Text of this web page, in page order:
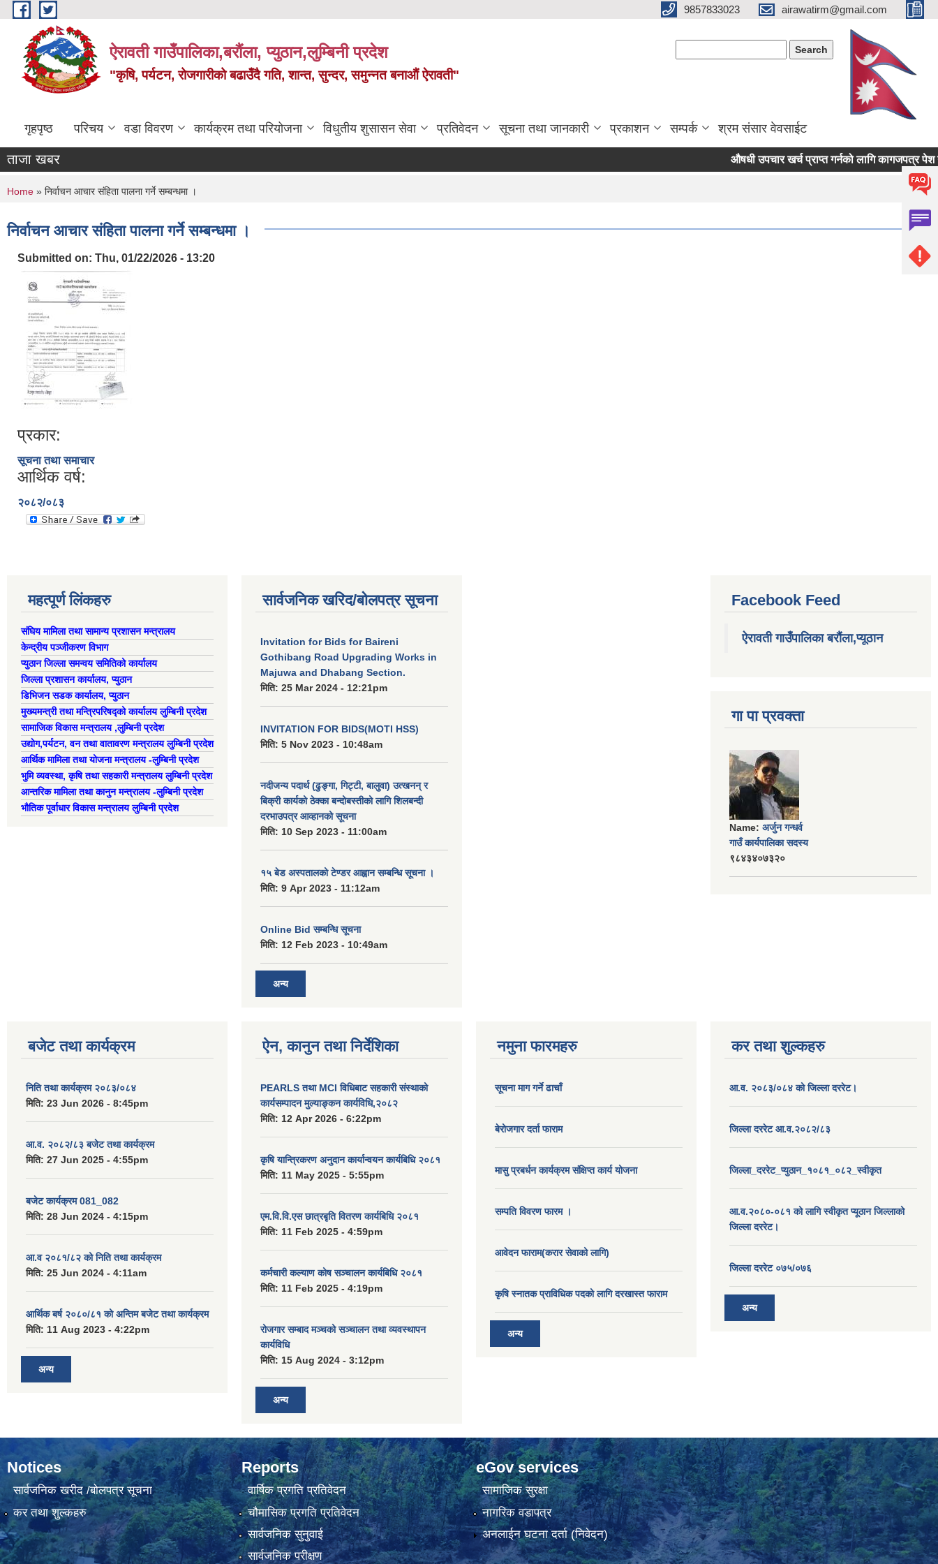
Skip to main content 9857833023 airawatirm@gmail.com
ऐरावती गाउँपालिका,बरौंला, प्युठान,लुम्बिनी प्रदेश
"कृषि, पर्यटन, रोजगारीको बढाउँदै गति, शान्त, सुन्दर, समुन्नत बनाऔं ऐरावती"
गृहपृष्ठ परिचय वडा विवरण कार्यक्रम तथा परियोजना विधुतीय शुसासन सेवा प्रतिवेदन सूचना तथा जानकारी प्रकाशन सम्पर्क श्रम संसार वेवसाईट
ताजा खबर औषधी उपचार खर्च प्राप्त गर्नको लागि कागजपत्र पेश गर्ने
You are here
Home » निर्वाचन आचार संहिता पालना गर्ने सम्बन्धमा ।
निर्वाचन आचार संहिता पालना गर्ने सम्बन्धमा ।
Submitted on: Thu, 01/22/2026 - 13:20
प्रकार:
सूचना तथा समाचार
आर्थिक वर्ष:
२०८२/०८३
महत्पूर्ण लिंकहरु
संघिय मामिला तथा सामान्य प्रशासन मन्त्रालय
केन्द्रीय पञ्जीकरण विभाग
प्युठान जिल्ला समन्वय समितिको कार्यालय
जिल्ला प्रशासन कार्यालय, प्युठान
डिभिजन सडक कार्यालय, प्युठान
मुख्यमन्त्री तथा मन्त्रिपरिषद्को कार्यालय लुम्बिनी प्रदेश
सामाजिक विकास मन्त्रालय ,लुम्बिनी प्रदेश
उद्याेग,पर्यटन, वन तथा वातावरण मन्त्रालय लुम्बिनी प्रदेश
आर्थिक मामिला तथा योजना मन्त्रालय -लुम्बिनी प्रदेश
भुमि व्यवस्था, कृषि तथा सहकारी मन्त्रालय लुम्बिनी प्रदेश
आन्तरिक मामिला तथा कानुन मन्त्रालय -लुम्बिनी प्रदेश
भौतिक पूर्वाधार विकास मन्त्रालय लुम्बिनी प्रदेश
सार्वजनिक खरिद/बोलपत्र सूचना
Invitation for Bids for Baireni
Gothibang Road Upgrading Works in
Majuwa and Dhabang Section.
मिति: 25 Mar 2024 - 12:21pm
INVITATION FOR BIDS(MOTI HSS)
मिति: 5 Nov 2023 - 10:48am
नदीजन्य पदार्थ (ढुङ्गा, गिट्टी, बालुवा) उत्खनन् र
बिक्री कार्यको ठेक्का बन्दोबस्तीको लागि शिलबन्दी
दरभाउपत्र आव्हानको सूचना
मिति: 10 Sep 2023 - 11:00am
१५ बेड अस्पतालको टेण्डर आह्वान सम्बन्धि सूचना ।
मिति: 9 Apr 2023 - 11:12am
Online Bid सम्बन्धि सूचना
मिति: 12 Feb 2023 - 10:49am
अन्य
Facebook Feed
ऐरावती गाउँपालिका बरौंला,प्यूठान
गा पा प्रवक्ता
Name: अर्जुन गन्धर्व
गाउँ कार्यपालिका सदस्य
९८४३४०७३२०
बजेट तथा कार्यक्रम
निति तथा कार्यक्रम २०८३/०८४
मिति: 23 Jun 2026 - 8:45pm
आ.व. २०८२/८३ बजेट तथा कार्यक्रम
मिति: 27 Jun 2025 - 4:55pm
बजेट कार्यक्रम 081_082
मिति: 28 Jun 2024 - 4:15pm
आ.व २०८१/८२ को निति तथा कार्यक्रम
मिति: 25 Jun 2024 - 4:11am
आर्थिक बर्ष २०८०/८१ को अन्तिम बजेट तथा कार्यक्रम
मिति: 11 Aug 2023 - 4:22pm
अन्य
ऐन, कानुन तथा निर्देशिका
PEARLS तथा MCI विधिबाट सहकारी संस्थाको
कार्यसम्पादन मुल्याङ्कन कार्यविधि,२०८२
मिति: 12 Apr 2026 - 6:22pm
कृषि यान्त्रिकरण अनुदान कार्यान्वयन कार्यबिधि २०८१
मिति: 11 May 2025 - 5:55pm
एम.वि.वि.एस छात्रबृति वितरण कार्यबिधि २०८१
मिति: 11 Feb 2025 - 4:59pm
कर्मचारी कल्याण कोष सञ्चालन कार्यबिधि २०८१
मिति: 11 Feb 2025 - 4:19pm
रोजगार सम्बाद मञ्चको सञ्चालन तथा व्यवस्थापन
कार्यविधि
मिति: 15 Aug 2024 - 3:12pm
अन्य
नमुना फारमहरु
सूचना माग गर्ने ढाचाँ
बेरोजगार दर्ता फाराम
मासु प्रबर्धन कार्यक्रम संक्षिप्त कार्य योजना
सम्पति विवरण फारम ।
आवेदन फाराम(करार सेवाको लागि)
कृषि स्नातक प्राविधिक पदको लागि दरखास्त फाराम
अन्य
कर तथा शुल्कहरु
आ.व. २०८३/०८४ को जिल्ला दररेट।
जिल्ला दररेट आ.व.२०८२/८३
जिल्ला_दररेट_प्युठान_१०८१_०८२_स्वीकृत
आ.व.२०८०-०८१ को लागि स्वीकृत प्यूठान जिल्लाको
जिल्ला दररेट।
जिल्ला दररेट ०७५/०७६
अन्य
Notices
सार्वजनिक खरीद /बोलपत्र सूचना
कर तथा शुल्कहरु
Reports
वार्षिक प्रगति प्रतिवेदन
चौमासिक प्रगति प्रतिवेदन
सार्वजनिक सुनुवाई
सार्वजनिक परीक्षण
eGov services
सामाजिक सुरक्षा
नागरिक वडापत्र
अनलाईन घटना दर्ता (निवेदन)